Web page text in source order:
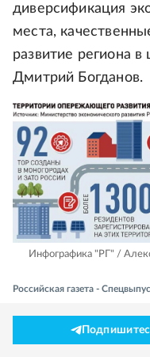
диверсификация
места,
развитие региона
Дмитрий Богданов.
Инфографика "РГ" /
Российская газета -